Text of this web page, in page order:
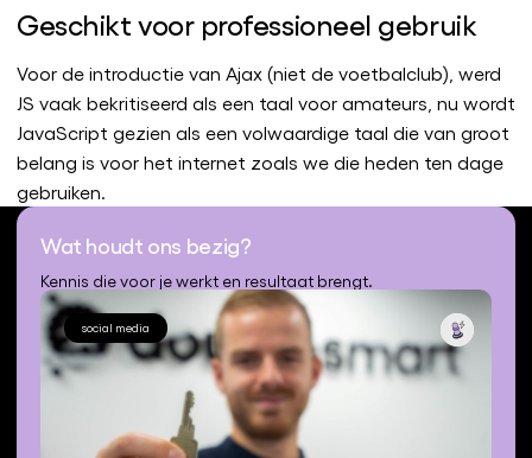
Geschikt voor professioneel gebruik
Voor de introductie van Ajax (niet de voetbalclub), werd
JS vaak bekritiseerd als een taal voor amateurs, nu wordt
JavaScript gezien als een volwaardige taal die van groot
belang is voor het internet zoals we die heden ten dage
gebruiken.
Wat houdt ons bezig?
Kennis die voor je werkt en resultaat brengt.
social media